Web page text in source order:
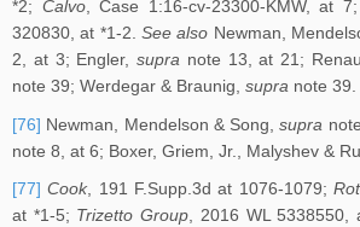
*2; Calvo, Case 1:16-cv-23300-KMW, at 7;
320830, at *1-2. See also Newman,
2, at 3; Engler, supra note 13, at 21;
note 39; Werdegar & Braunig, supra note 39.
[76] Newman, Mendelson & Song,supra
note 8, at 6; Boxer, Griem, Jr., Malyshev &
[77] Cook, 191 F.Supp.3d at 1076-1079;
at *1-5; Trizetto Group, 2016 WL 5338550,